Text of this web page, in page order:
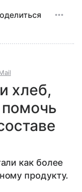
хлеб,
как более
продукту.